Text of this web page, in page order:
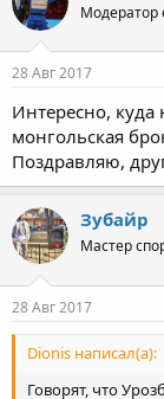
Модератор
28 Авг 2017
Интересно, куда
монгольская
Поздравляю,
Зубайр
Мастер
28 Авг 2017
Dionis написал(а):
Говорят, что